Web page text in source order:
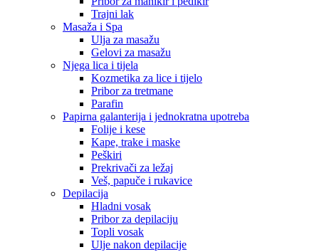
Trajni lak
Masaža i Spa
Ulja za masažu
Gelovi za masažu
Njega lica i tijela
Kozmetika za lice i tijelo
Pribor za tretmane
Parafin
Papirna galanterija i jednokratna upotreba
Folije i kese
Kape, trake i maske
Peškiri
Prekrivači za ležaj
Veš, papuče i rukavice
Depilacija
Hladni vosak
Pribor za depilaciju
Topli vosak
Ulje nakon depilacije